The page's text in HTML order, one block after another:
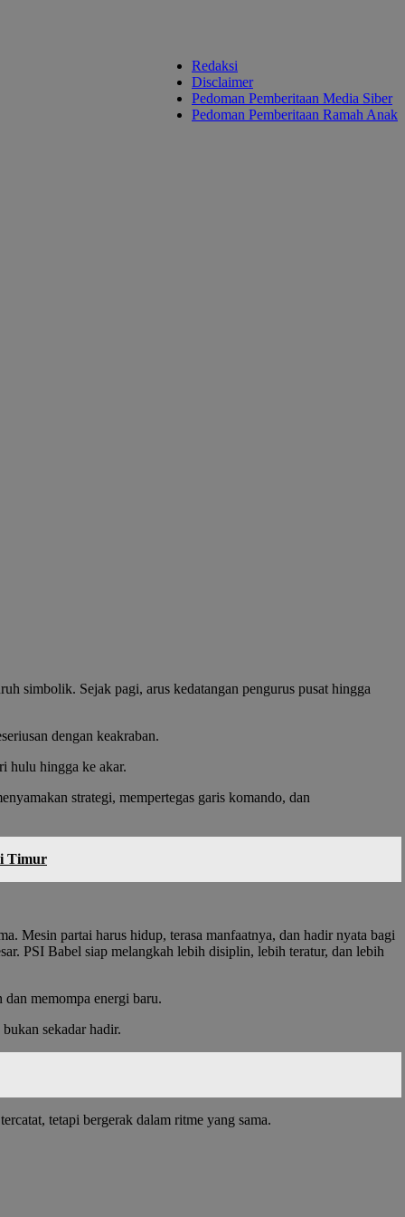
Redaksi
Disclaimer
Pedoman Pemberitaan Media Siber
Pedoman Pemberitaan Ramah Anak
simbolik. Sejak pagi, arus kedatangan pengurus pusat hingga
dengan keakraban.
hulu hingga ke akar.
strategi, mempertegas garis komando, dan
Timur
Mesin partai harus hidup, terasa manfaatnya, dan hadir nyata bagi
PSI Babel siap melangkah lebih disiplin, lebih teratur, dan lebih
memompa energi baru.
sekadar hadir.
tetapi bergerak dalam ritme yang sama.